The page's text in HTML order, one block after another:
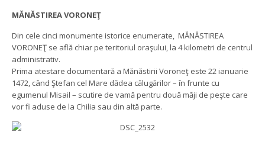
MĂNĂSTIREA VORONEŢ
Din cele cinci monumente istorice enumerate, MĂNĂSTIREA
VORONEŢ se află chiar pe teritoriul oraşului, la 4 kilometri de centrul
administrativ.
Prima atestare documentară a Mănăstirii Voroneţ este 22 ianuarie
1472, când Ştefan cel Mare dădea călugărilor – în frunte cu
egumenul Misail – scutire de vamă pentru două măji de peşte care
vor fi aduse de la Chilia sau din altă parte.